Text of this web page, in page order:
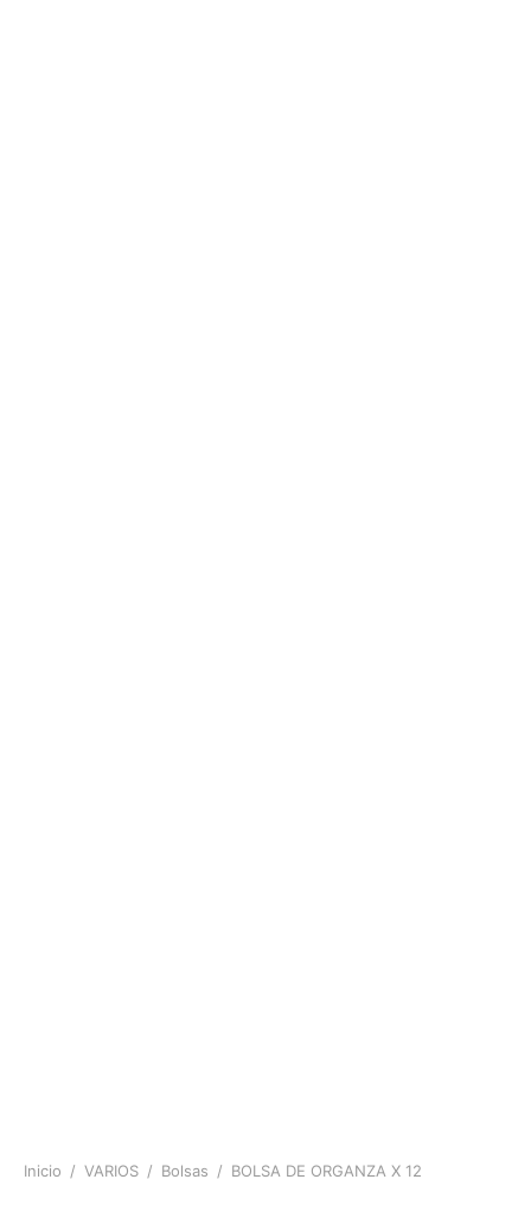
Inicio / VARIOS / Bolsas / BOLSA DE ORGANZA X 12